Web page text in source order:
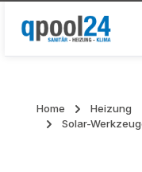
Zum Hauptinhalt
Home Heizung
Solar-